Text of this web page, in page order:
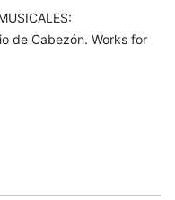
de Cabezón. Works for